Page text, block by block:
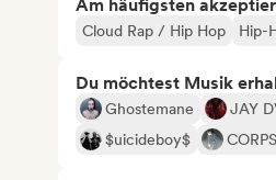
Am häufigsten
Cloud Rap / Hip Hop Hip-
Du möchtest Musik
Ghostemane JAY
$uicideboy$